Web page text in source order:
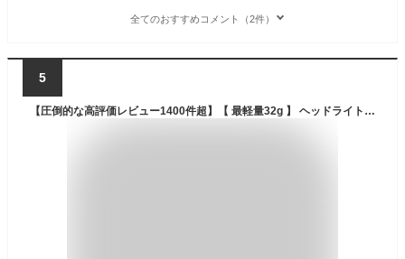
全てのおすすめコメント（2件）
5
【圧倒的な高評価レビュー1400件超】【 最軽量32g 】 ヘッドライト LED 防水 登山 釣り キャンプ 登山用 アウトドア用 防災 災害対策 LEDヘッドライト ヘッドランプ LEDヘッドランプ LEDライト 乾電池式 SC-200B